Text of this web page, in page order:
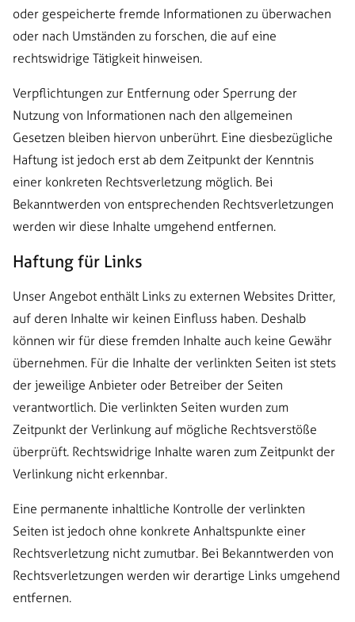
oder gespeicherte fremde Informationen zu überwachen
oder nach Umständen zu forschen, die auf eine
rechtswidrige Tätigkeit hinweisen.
Verpflichtungen zur Entfernung oder Sperrung der
Nutzung von Informationen nach den allgemeinen
Gesetzen bleiben hiervon unberührt. Eine diesbezügliche
Haftung ist jedoch erst ab dem Zeitpunkt der Kenntnis
einer konkreten Rechtsverletzung möglich. Bei
Bekanntwerden von entsprechenden Rechtsverletzungen
werden wir diese Inhalte umgehend entfernen.
Haftung für Links
Unser Angebot enthält Links zu externen Websites Dritter,
auf deren Inhalte wir keinen Einfluss haben. Deshalb
können wir für diese fremden Inhalte auch keine Gewähr
übernehmen. Für die Inhalte der verlinkten Seiten ist stets
der jeweilige Anbieter oder Betreiber der Seiten
verantwortlich. Die verlinkten Seiten wurden zum
Zeitpunkt der Verlinkung auf mögliche Rechtsverstöße
überprüft. Rechtswidrige Inhalte waren zum Zeitpunkt der
Verlinkung nicht erkennbar.
Eine permanente inhaltliche Kontrolle der verlinkten
Seiten ist jedoch ohne konkrete Anhaltspunkte einer
Rechtsverletzung nicht zumutbar. Bei Bekanntwerden von
Rechtsverletzungen werden wir derartige Links umgehend
entfernen.